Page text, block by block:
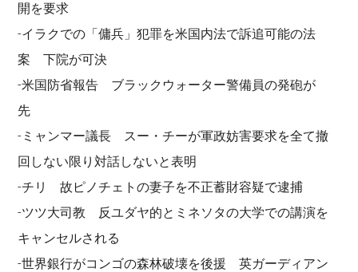
開を要求
-イラクでの「傭兵」犯罪を米国内法で訴追可能の法
案 下院が可決
-米国防省報告 ブラックウォーター警備員の発砲が
先
-ミャンマー議長 スー・チーが軍政妨害要求を全て撤
回しない限り対話しないと表明
-チリ 故ピノチェトの妻子を不正蓄財容疑で逮捕
-ツツ大司教 反ユダヤ的とミネソタの大学での講演を
キャンセルされる
-世界銀行がコンゴの森林破壊を後援 英ガーディアン